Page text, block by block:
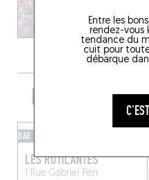
Entre les
rendez-vous
tendance du
cuit pour
débarque
PRENDRE UN
BAR À VINS
LES RUTILANTES
1 Rue Gabriel Péri